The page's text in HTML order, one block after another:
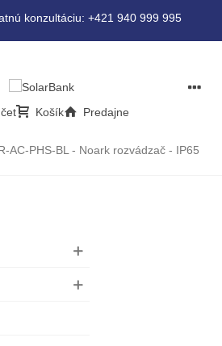
konzultáciu: +421 940 999 995
Košík Predajne
AC-PHS-BL - Noark rozvádzač - IP65